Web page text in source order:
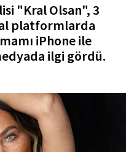
"Kral Olsan", 3
platformlarda
iPhone ile
ilgi gördü.